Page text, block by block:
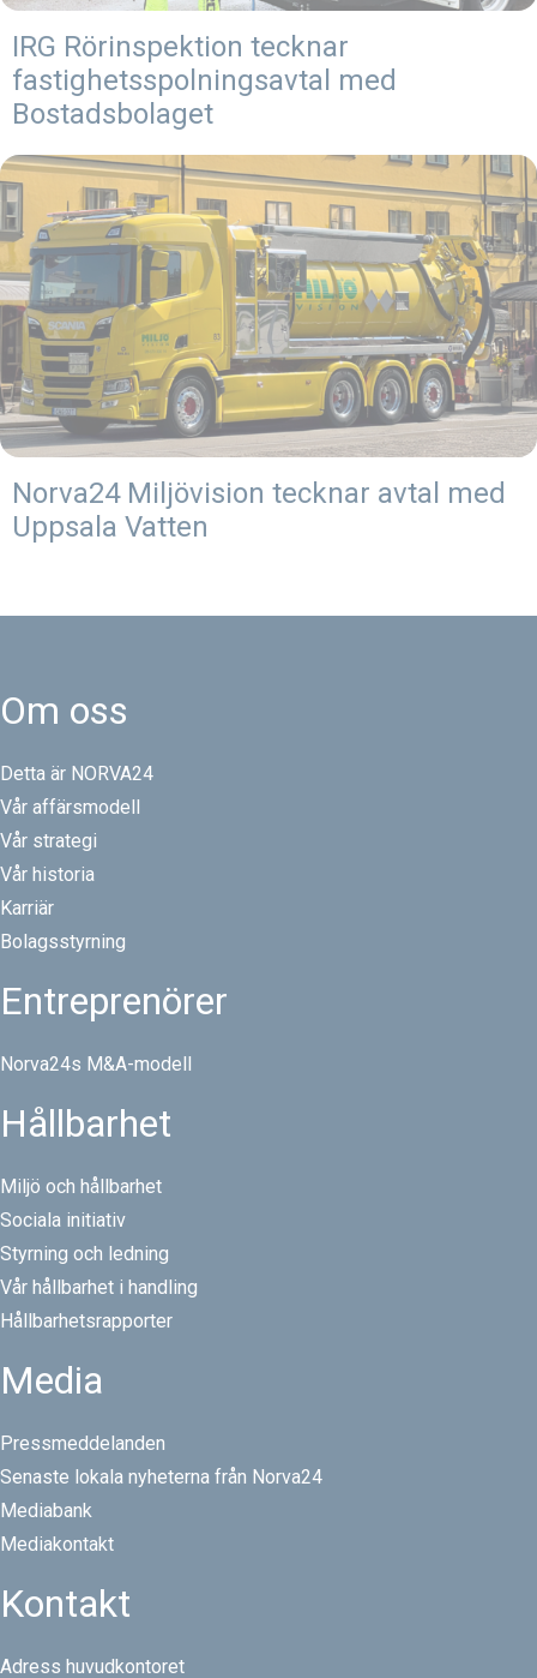
IRG Rörinspektion tecknar
fastighetsspolningsavtal med
Bostadsbolaget
Norva24 Miljövision tecknar avtal med
Uppsala Vatten
Om oss
Detta är NORVA24
Vår affärsmodell
Vår strategi
Vår historia
Karriär
Bolagsstyrning
Entreprenörer
Norva24s M&A-modell
Hållbarhet
Miljö och hållbarhet
Sociala initiativ
Styrning och ledning
Vår hållbarhet i handling
Hållbarhetsrapporter
Media
Pressmeddelanden
Senaste lokala nyheterna från Norva24
Mediabank
Mediakontakt
Kontakt
Adress huvudkontoret